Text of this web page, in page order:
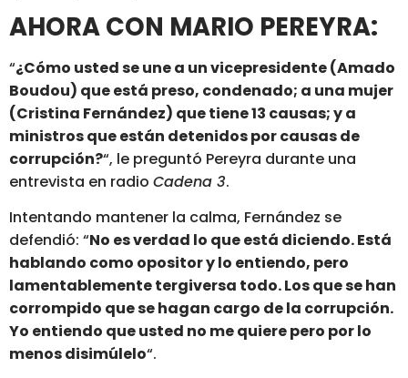
AHORA CON MARIO PEREYRA:
“¿Cómo usted se une a un vicepresidente (Amado
Boudou) que está preso, condenado; a una mujer
(Cristina Fernández) que tiene 13 causas; y a
ministros que están detenidos por causas de
corrupción?“, le preguntó Pereyra durante una
entrevista en radio Cadena 3.
Intentando mantener la calma, Fernández se
defendió: “No es verdad lo que está diciendo. Está
hablando como opositor y lo entiendo, pero
lamentablemente tergiversa todo. Los que se han
corrompido que se hagan cargo de la corrupción.
Yo entiendo que usted no me quiere pero por lo
menos disimúlelo“.